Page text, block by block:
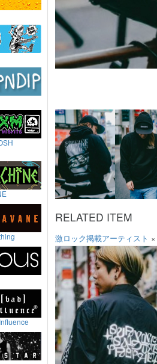
RELATED ITEM
激ロック掲載アーティスト ×